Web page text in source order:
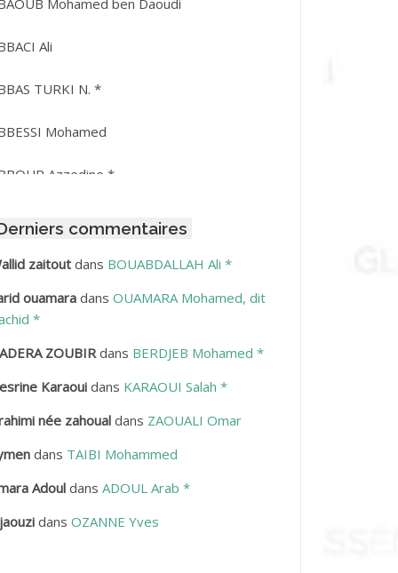
Ali
TURKI N. *
Mohamed
Azzedine *
Amar
Hamid
Mohamed
Lakhdar
Haciba
Mohamed Hamoud*
Mohamed *
commentaires
zaitoutdans BOUABDALLAH Ali *
ouamaradans OUAMARA Mohamed, dit
*
ZOUBIRdans BERDJEB Mohamed *
Karaouidans KARAOUI Salah *
née zahoualdans ZAOUALI Omar
dans TAIBI Mohammed
Adouldans ADOUL Arab *
dans OZANNE Yves